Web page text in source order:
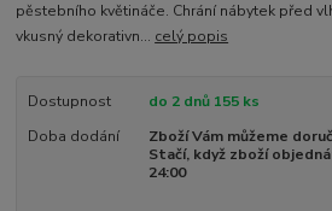
pěstebního květináče. Chrání nábytek před
vkusný dekorativn... celý popis
Dostupnost
do 2 dnů 155 ks
Doba dodání
Zboží Vám můžeme
Stačí, když zboží
24:00